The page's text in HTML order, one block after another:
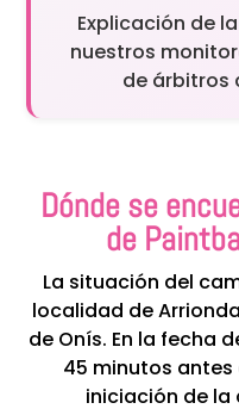
Explicación de
nuestros
de árbitros
Dónde se
de
La situación del
localidad de
de Onís. En la fecha
45 minutos
iniciación de